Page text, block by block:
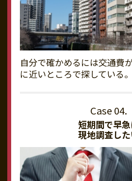
自分で確かめるには交通費
に近いところで探している。
短期間で早
現地調査し